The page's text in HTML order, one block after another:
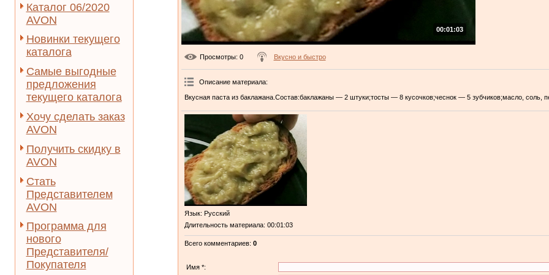
Каталог 06/2020
AVON
Новинки текущего
каталога
Самые выгодные
предложения
текущего каталога
Хочу сделать заказ
AVON
Получить скидку в
AVON
Стать
Представителем
AVON
Программа для
нового
Представителя/
Покупателя
00:01:03
Просмотры: 0 Вкусно и быстро
Описание материала:
Вкусная паста из баклажана.Состав:баклажаны — 2 штуки;тосты — 8 кусочков;чеснок — 5 зубчиков;масло, соль,
Язык: Русский
Длительность материала: 00:01:03
Всего комментариев: 0
Имя *: